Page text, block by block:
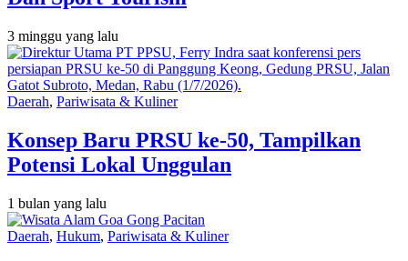
3 minggu yang lalu
Daerah, Pariwisata & Kuliner
Konsep Baru PRSU ke-50, Tampilkan
Potensi Lokal Unggulan
1 bulan yang lalu
Daerah, Hukum, Pariwisata & Kuliner